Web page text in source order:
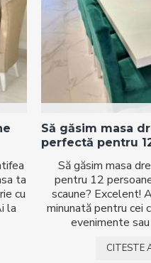
ta
cu
la
Să găsim masa
perfectă pentru
Să găsim masa
pentru 12
scaune? Excelent!
minunată pentru cei
evenimente
CITESTE